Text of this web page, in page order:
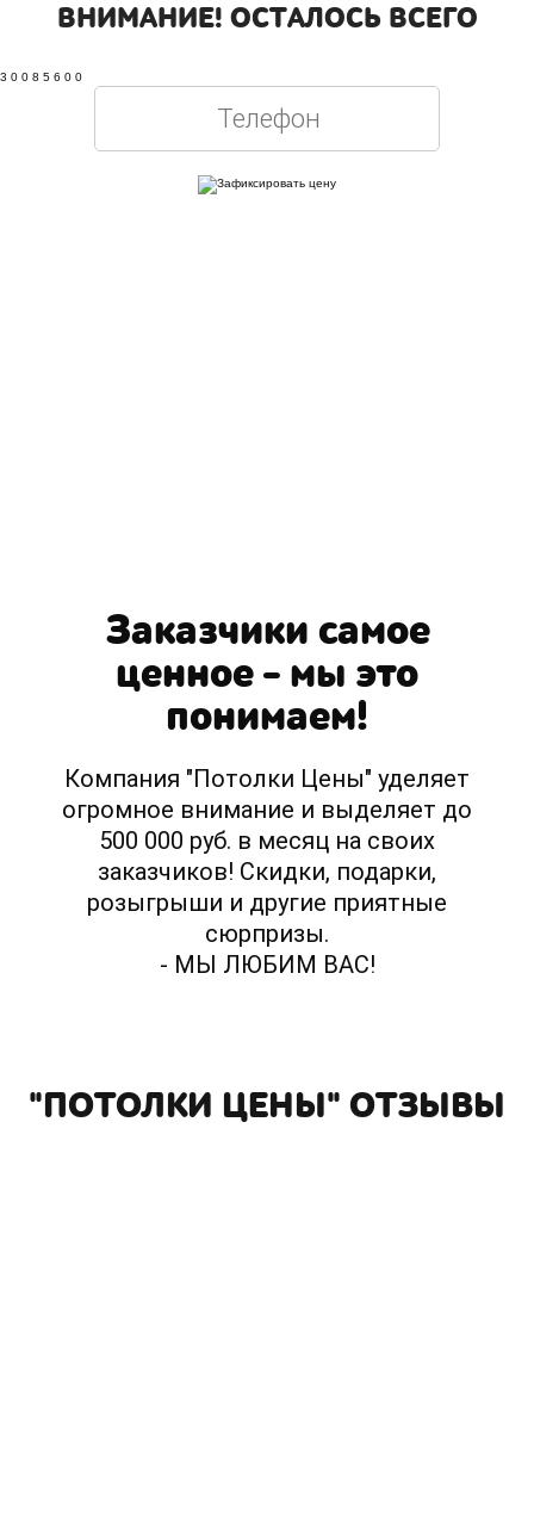
ВНИМАНИЕ! ОСТАЛОСЬ ВСЕГО
3 0 0 8 5 5 5 9
Заказчики самое
ценное - мы это
понимаем!
Компания "Потолки Цены" уделяет
огромное внимание и выделяет до
500 000 руб. в месяц на своих
заказчиков! Скидки, подарки,
розыгрыши и другие приятные
сюрпризы.
- МЫ ЛЮБИМ ВАС!
"ПОТОЛКИ ЦЕНЫ" ОТЗЫВЫ